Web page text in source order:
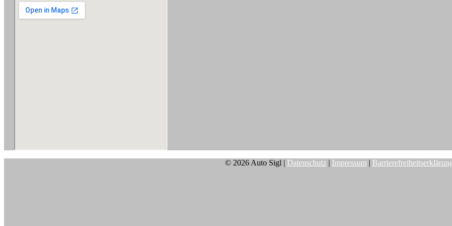
© 2026 Auto Sigl | Datenschutz| Impressum |